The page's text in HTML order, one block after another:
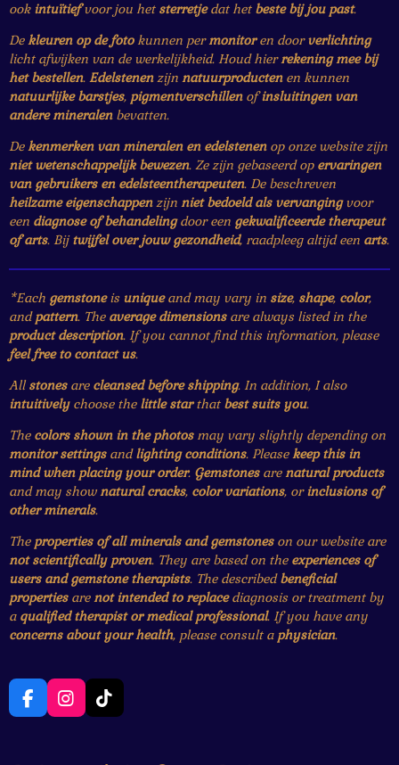
ook intuïtiefvoor jou het sterretjedat het beste bij jou past.
Dekleuren op de fotokunnen permonitoren doorverlichting
licht afwijken van de werkelijkheid. Houd hierrekening mee bij
het bestellen. Edelstenenzijn natuurproductenen kunnen
natuurlijke barstjes, pigmentverschillenofinsluitingen van
andere mineralenbevatten.
Dekenmerken van mineralen en edelstenenop onze website zijn
niet wetenschappelijk bewezen. Ze zijn gebaseerd op ervaringen
van gebruikers en edelsteentherapeuten. De beschreven
heilzame eigenschappenzijn niet bedoeld als vervangingvoor
een diagnose of behandelingdoor een gekwalificeerde therapeut
of arts. Bijtwijfel over jouw gezondheid, raadpleeg altijd een arts.
*Each gemstoneis uniqueand may vary in size, shape, color,
andpattern. The average dimensionsare always listed in the
product description. If you cannot find this information, please
feel free to contact us.
Allstonesare cleansed before shipping. In addition, I also
intuitivelychoose the little starthat best suits you.
The colors shown in the photosmay vary slightly depending on
monitor settingsandlighting conditions. Pleasekeep this in
mind when placing your order. Gemstonesarenatural products
and may shownatural cracks, color variations, orinclusions of
other minerals.
The properties of all minerals and gemstoneson our website are
not scientifically proven. They are based on the experiences of
users and gemstone therapists. The describedbeneficial
propertiesarenot intended to replacediagnosis or treatment by
a qualified therapist or medical professional. If you have any
concerns about your health, please consult a physician.
F
a
I
n
T
i